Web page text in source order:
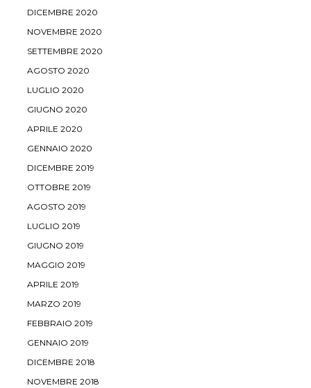
DICEMBRE 2020
NOVEMBRE 2020
SETTEMBRE 2020
AGOSTO 2020
LUGLIO 2020
GIUGNO 2020
APRILE 2020
GENNAIO 2020
DICEMBRE 2019
OTTOBRE 2019
AGOSTO 2019
LUGLIO 2019
GIUGNO 2019
MAGGIO 2019
APRILE 2019
MARZO 2019
FEBBRAIO 2019
GENNAIO 2019
DICEMBRE 2018
NOVEMBRE 2018